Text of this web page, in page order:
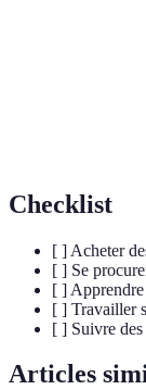
Checklist
[ ] Acheter
[ ] Se
[ ]
[ ] Travailler
[ ] Suivre
Articles